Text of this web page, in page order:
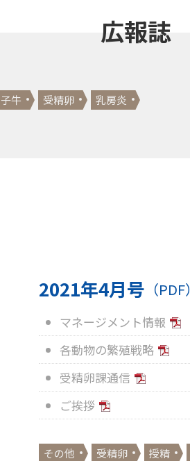
広報誌
子牛 受精卵 乳房炎
2021年4月号 （PDF）
マネージメント情報
各動物の繁殖戦略
受精卵課通信
ご挨拶
その他 受精卵 授精